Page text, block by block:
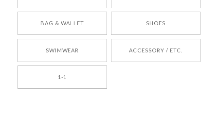
250
2026/05/24
2026/04/14
BAG & WALLET SHOES
SWIMWEAR ACCESSORY / ETC.
1-1